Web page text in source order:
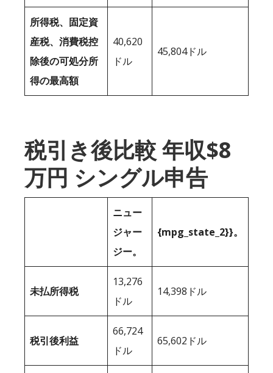
所得税、固定資
産税、消費税控
除後の可処分所
得の最高額
40,620
ドル
45,804ドル
税引き後比較 年収$8
万円 シングル申告
ニュー
ジャー
ジー。
{mpg_state_2}}。
未払所得税
13,276
ドル
14,398ドル
税引後利益
66,724
ドル
65,602ドル